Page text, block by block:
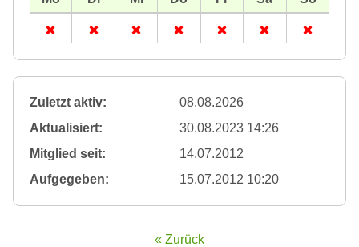
Zuletzt aktiv:
08.08.2026
Aktualisiert:
30.08.2023 14:26
Mitglied seit:
14.07.2012
Aufgegeben:
15.07.2012 10:20
« Zurück